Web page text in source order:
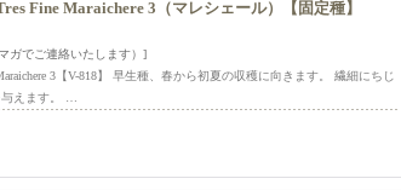
Fine Maraichere 3（マレシェール）【固定種】
ガでご連絡いたします）]
3【V-818】 早生種、春から初夏の収穫に向きます。 繊細にちじ
えます。 …